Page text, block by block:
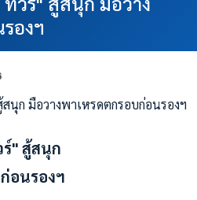
องฯ
" สู้สนุก
อนรองฯ